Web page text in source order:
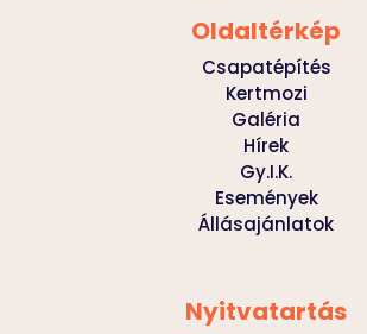
Oldaltérkép
Csapatépítés
Kertmozi
Galéria
Hírek
Gy.I.K.
Események
Állásajánlatok
Nyitvatartás